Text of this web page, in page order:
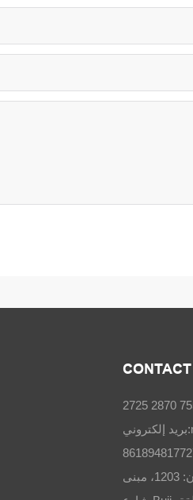
بريد إلكتروني:
العنوان: 1203، مبنى Zhongan، طريق Guangchang،